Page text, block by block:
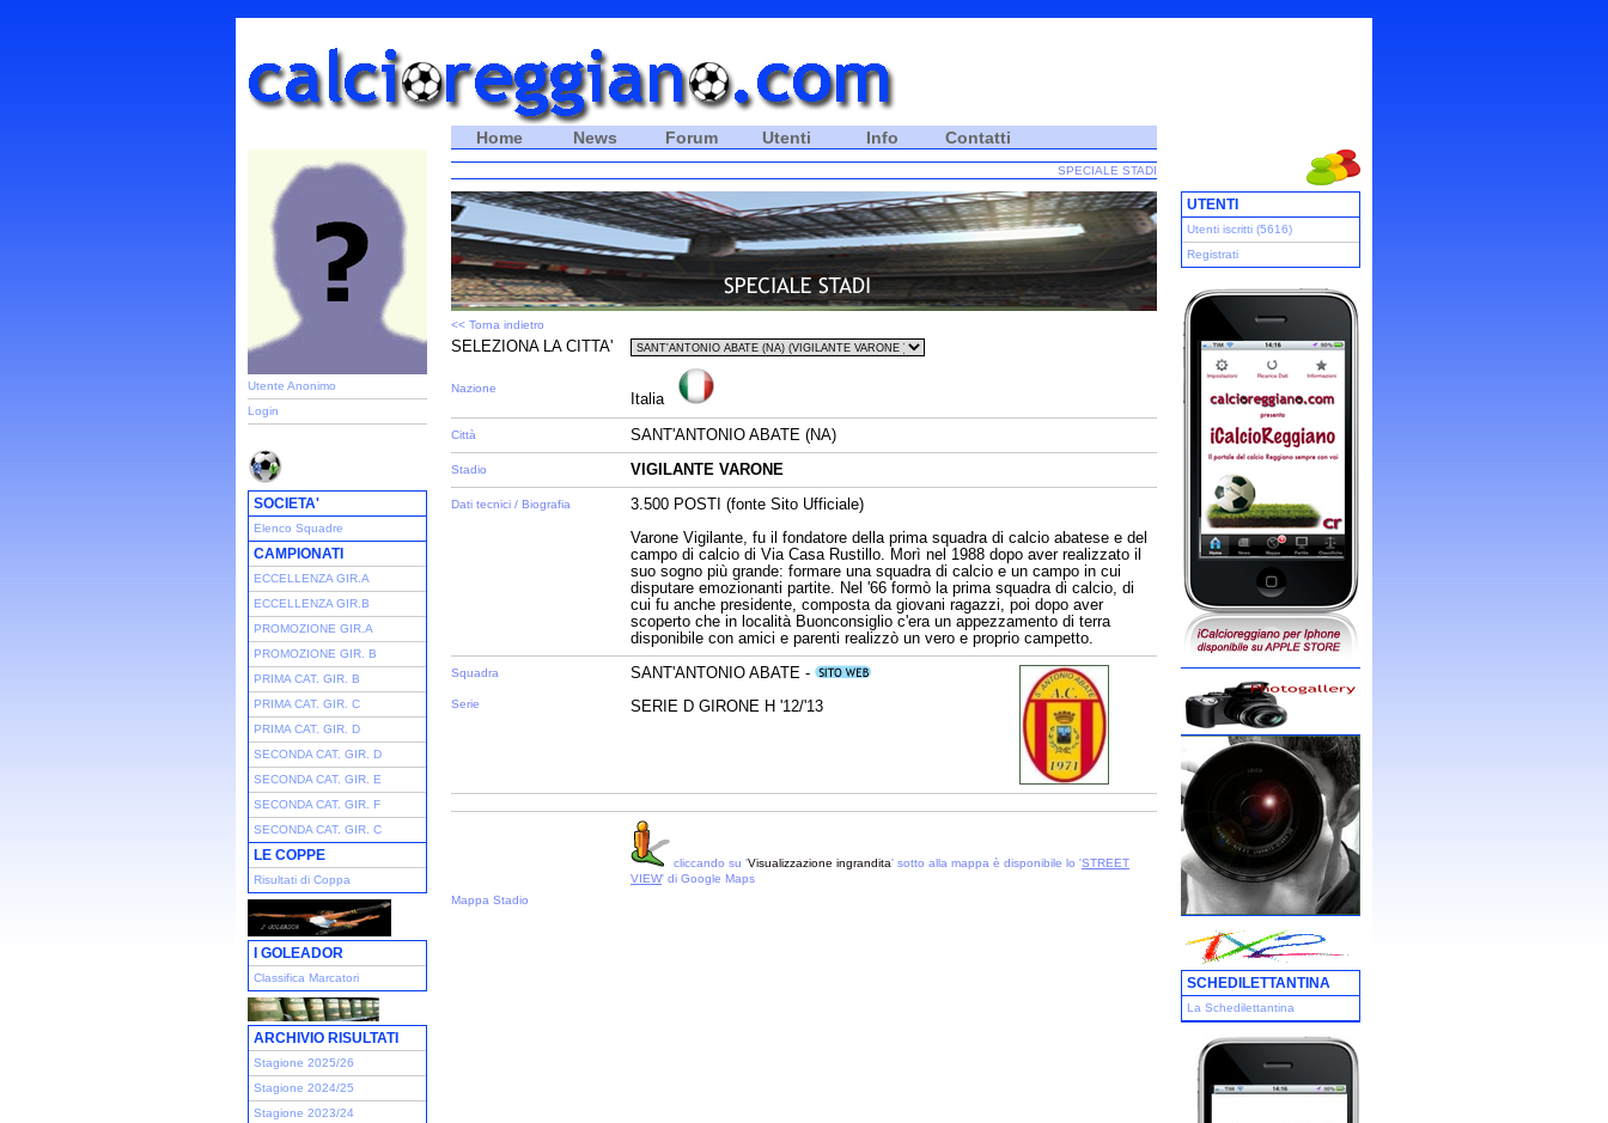
Utente Anonimo
Login
SOCIETA'
Elenco Squadre
CAMPIONATI
ECCELLENZA GIR.A
ECCELLENZA GIR.B
PROMOZIONE GIR.A
PROMOZIONE GIR. B
PRIMA CAT. GIR. B
PRIMA CAT. GIR. C
PRIMA CAT. GIR. D
SECONDA CAT. GIR. D
SECONDA CAT. GIR. E
SECONDA CAT. GIR. F
SECONDA CAT. GIR. C
LE COPPE
Risultati di Coppa
I GOLEADOR
Classifica Marcatori
ARCHIVIO RISULTATI
Stagione 2025/26
Stagione 2024/25
Stagione 2023/24
Home News Forum Utenti Info Contatti
SPECIALE STADI
<< Torna indietro
SELEZIONA LA CITTA'
Nazione
Italia
Città SANT'ANTONIO ABATE (NA)
Stadio VIGILANTE VARONE
Dati tecnici / Biografia
3.500 POSTI (fonte Sito Ufficiale)
Varone Vigilante, fu il fondatore della prima squadra di calcio abatese e del
campo di calcio di Via Casa Rustillo. Morì nel 1988 dopo aver realizzato il
suo sogno più grande: formare una squadra di calcio e un campo in cui
disputare emozionanti partite. Nel '66 formò la prima squadra di calcio, di
cui fu anche presidente, composta da giovani ragazzi, poi dopo aver
scoperto che in località Buonconsiglio c'era un appezzamento di terra
disponibile con amici e parenti realizzò un vero e proprio campetto.
Squadra
Serie
SANT'ANTONIO ABATE -
SERIE D GIRONE H '12/'13
cliccando su 'Visualizzazione ingrandita' sotto alla mappa è disponibile lo 'STREET
VIEW' di Google Maps
Mappa Stadio
UTENTI
Utenti iscritti (5616)
Registrati
SCHEDILETTANTINA
La Schedilettantina